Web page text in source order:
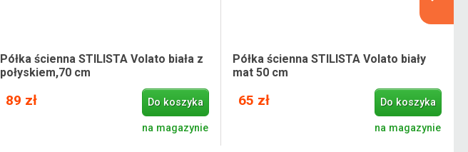
Półka ścienna STILISTA Volato biała z
połyskiem,70 cm
89 zł Do koszyka
na magazynie
Półka ścienna STILISTA Volato biały
mat 50 cm
65 zł Do koszyka
na magazynie